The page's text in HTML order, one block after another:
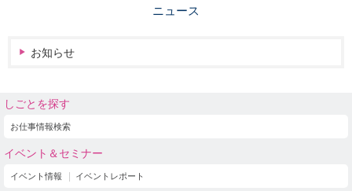
ニュース
お知らせ
しごとを探す
お仕事情報検索
イベント＆セミナー
イベント情報 イベントレポート